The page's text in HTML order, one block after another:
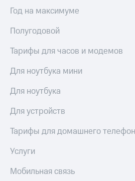
Описание
приобретения
выкупа
Дивиденды
облигаций
Описание
Уведомление
о
Другое
Год на максимуме
Полугодовой
Тарифы для часов и модемов
Для ноутбука мини
Для ноутбука
Для устройств
Тарифы для домашнего
Услуги
Мобильная связь